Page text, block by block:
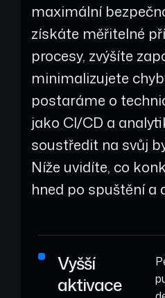
maximální
získáte měřitelné
procesy, zvýšíte
minimalizujete
postaráme o
jako CI/CD a
soustředit na svůj
Níže uvidíte, co
hned po spuštění a
Vyšší
aktivace